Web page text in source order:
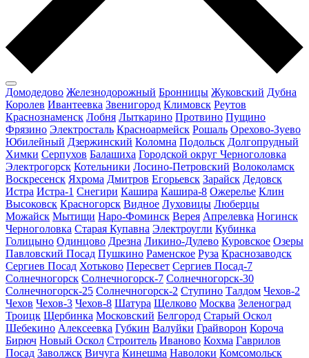
Домодедово Железнодорожный Бронницы Жуковский Дубна
Королев Ивантеевка Звенигород Климовск Реутов
Краснознаменск Лобня Лыткарино Протвино Пущино
Фрязино Электросталь Красноармейск Рошаль Орехово-Зуево
Юбилейный Дзержинский Коломна Подольск Долгопрудный
Химки Серпухов Балашиха Городской округ Черноголовка
Электрогорск Котельники Лосино-Петровский Волоколамск
Воскресенск Яхрома Дмитров Егорьевск Зарайск Дедовск
Истра Истра-1 Снегири Кашира Кашира-8 Ожерелье Клин
Высоковск Красногорск Видное Луховицы Люберцы
Можайск Мытищи Наро-Фоминск Верея Апрелевка Ногинск
Черноголовка Старая Купавна Электроугли Кубинка
Голицыно Одинцово Дрезна Ликино-Дулево Куровское Озеры
Павловский Посад Пушкино Раменское Руза Краснозаводск
Сергиев Посад Хотьково Пересвет Сергиев Посад-7
Солнечногорск Солнечногорск-7 Солнечногорск-30
Солнечногорск-25 Солнечногорск-2 Ступино Талдом Чехов-2
Чехов Чехов-3 Чехов-8 Шатура Щелково Москва Зеленоград
Троицк Щербинка Московский Белгород Старый Оскол
Шебекино Алексеевка Губкин Валуйки Грайворон Короча
Бирюч Новый Оскол Строитель Иваново Кохма Гаврилов
Посад Заволжск Вичуга Кинешма Наволоки Комсомольск